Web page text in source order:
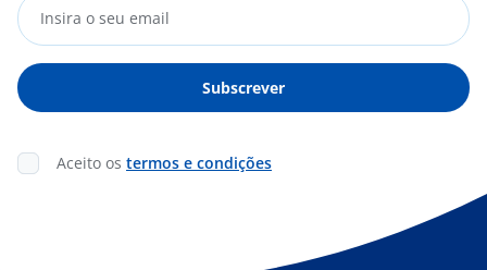
Aceito os termos e condições